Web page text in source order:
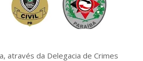
através da Delegacia de Crimes